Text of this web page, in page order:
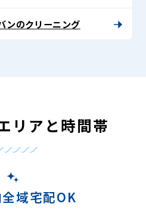
ンのクリーニング
リアと時間帯
域宅配OK